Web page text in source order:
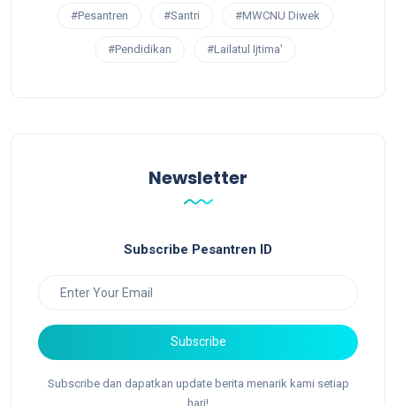
#Pesantren #Santri #MWCNU Diwek
#Pendidikan #Lailatul Ijtima'
Newsletter
Subscribe Pesantren ID
Subscribe
Subscribe dan dapatkan update berita menarik kami setiap
hari!